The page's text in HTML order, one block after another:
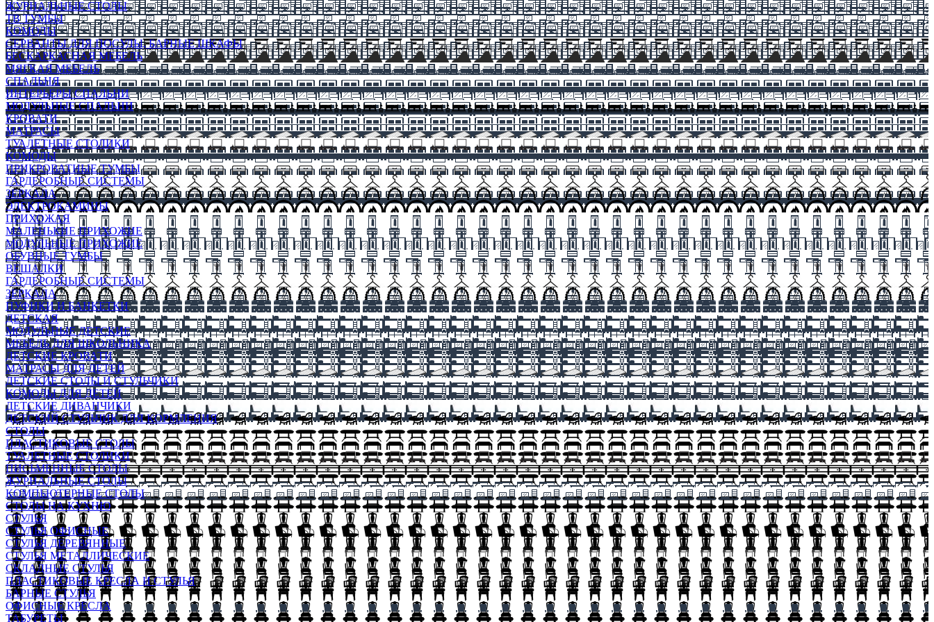
ЖУРНАЛЬНЫЕ СТОЛЫ
ТВ ТУМБЫ
КОМОДЫ
СЕРВАНТЫ ДЛЯ ПОСУДЫ, БАРНЫЕ ШКАФЫ
БЕСКАРКАСНАЯ МЕБЕЛЬ
МЯГКАЯ МЕБЕЛЬ
СПАЛЬНЯ
ИНТЕРЬЕРЫ СПАЛЬНИ
МОДУЛЬНЫЕ СПАЛЬНИ
КРОВАТИ
МАТРАСЫ
ТУАЛЕТНЫЕ СТОЛИКИ
КОМОДЫ
ПРИКРОВАТНЫЕ ТУМБЫ
ГАРДЕРОБНЫЕ СИСТЕМЫ
ЗЕРКАЛА
ЭЛЕКТРОКАМИНЫ
ПРИХОЖАЯ
МАЛЕНЬКИЕ ПРИХОЖИЕ
МОДУЛЬНЫЕ ПРИХОЖИЕ
ОБУВНЫЕ ТУМБЫ
ВЕШАЛКИ
ГАРДЕРОБНЫЕ СИСТЕМЫ
ЗЕРКАЛА
ПУФИКИ И БАНКЕТКИ
ДЕТСКАЯ
МОДУЛЬНЫЕ ДЕТСКИЕ
МЕБЕЛЬ ДЛЯ ШКОЛЬНИКА
ДЕТСКИЕ КРОВАТИ
МАТРАСЫ ДЛЯ ДЕТЕЙ
ДЕТСКИЕ СТОЛЫ И СТУЛЬЧИКИ
КОМОДЫ ДЛЯ ДЕТЕЙ
ДЕТСКИЕ ДИВАНЧИКИ
ДЕТСКИЙ СТУЛЬЧИК ДЛЯ КОРМЛЕНИЯ
СТОЛЫ
ПЛАСТИКОВЫЕ СТОЛЫ
ТУАЛЕТНЫЕ СТОЛИКИ
ПИСЬМЕННЫЕ СТОЛЫ
ЖУРНАЛЬНЫЕ СТОЛЫ
КОМПЬЮТЕРНЫЕ СТОЛЫ
СТОЛЫ НА КУХНЮ
СТУЛЬЯ
СТУЛЬЯ ОФИСНЫЕ
СТУЛЬЯ ДЕРЕВЯННЫЕ
СТУЛЬЯ МЕТАЛЛИЧЕСКИЕ
СКЛАДНЫЕ СТУЛЬЯ
ПЛАСТИКОВЫЕ КРЕСЛА И СТУЛЬЯ
БАРНЫЕ СТУЛЬЯ
ОФИСНЫЕ КРЕСЛА
ТАБУРЕТЫ